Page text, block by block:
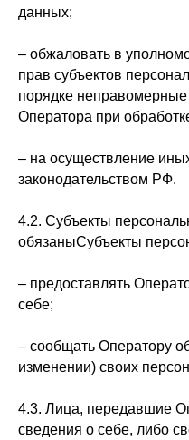
данных;
– обжаловать в
прав субъектов
порядке неправомерные
Оператора при
– на осуществление
законодательством РФ.
4.2. Субъекты
обязаныСубъекты
– предоставлять
себе;
– сообщать Оператору
изменении) своих
4.3. Лица, передавшие
сведения о себе, либо